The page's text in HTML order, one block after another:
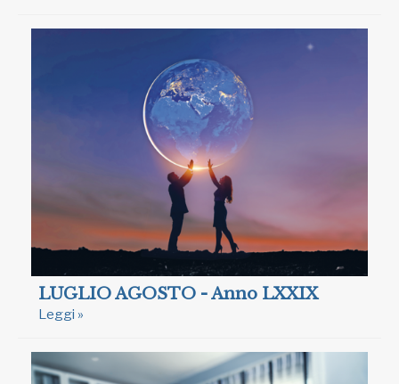
LUGLIO AGOSTO - Anno LXXIX
Leggi »